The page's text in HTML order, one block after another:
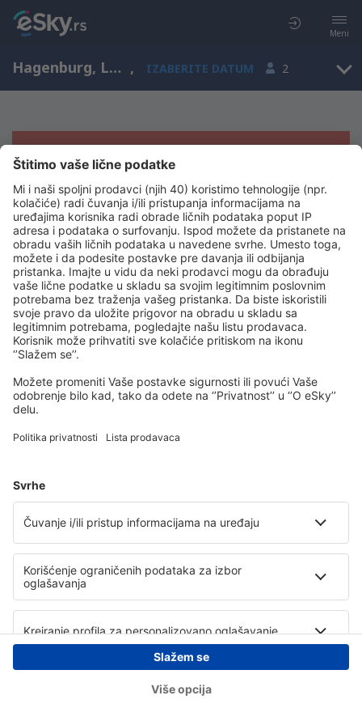
Meni
Hagenburg, Lower Saxony, Nemačka , IZABERITE DATUM 2
Žao nam je, ne možemo da prikažemo
rezultate
Pokušajte još jednom kad izaberete druge kriterijume
Copyright © eSky.rs. Sva prava zadržana.